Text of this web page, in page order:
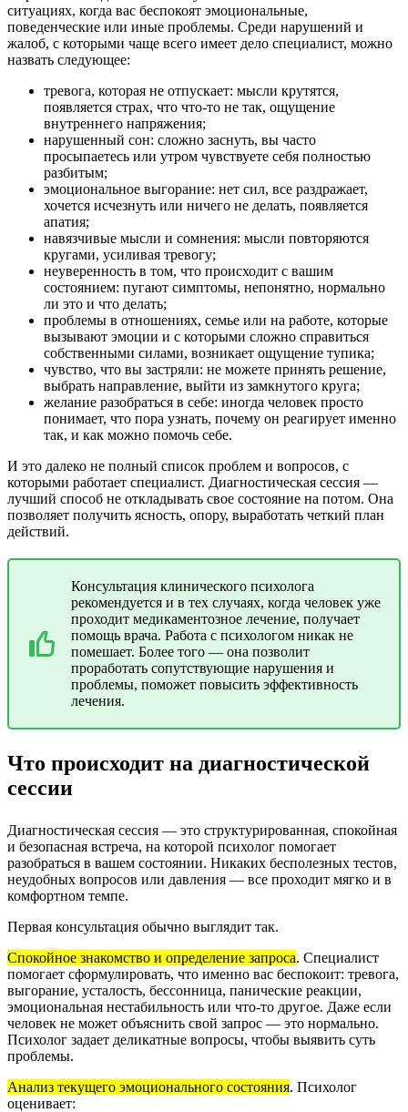
ситуациях, когда вас беспокоят эмоциональные,
поведенческие или иные проблемы. Среди нарушений и
жалоб, с которыми чаще всего имеет дело специалист, можно
назвать следующее:
тревога, которая не отпускает: мысли крутятся,
появляется страх, что что-то не так, ощущение
внутреннего напряжения;
нарушенный сон: сложно заснуть, вы часто
просыпаетесь или утром чувствуете себя полностью
разбитым;
эмоциональное выгорание: нет сил, все раздражает,
хочется исчезнуть или ничего не делать, появляется
апатия;
навязчивые мысли и сомнения: мысли повторяются
кругами, усиливая тревогу;
неуверенность в том, что происходит с вашим
состоянием: пугают симптомы, непонятно, нормально
ли это и что делать;
проблемы в отношениях, семье или на работе, которые
вызывают эмоции и с которыми сложно справиться
собственными силами, возникает ощущение тупика;
чувство, что вы застряли: не можете принять решение,
выбрать направление, выйти из замкнутого круга;
желание разобраться в себе: иногда человек просто
понимает, что пора узнать, почему он реагирует именно
так, и как можно помочь себе.
И это далеко не полный список проблем и вопросов, с
которыми работает специалист. Диагностическая сессия —
лучший способ не откладывать свое состояние на потом. Она
позволяет получить ясность, опору, выработать четкий план
действий.
Консультация клинического психолога
рекомендуется и в тех случаях, когда человек уже
проходит медикаментозное лечение, получает
помощь врача. Работа с психологом никак не
помешает. Более того — она позволит
проработать сопутствующие нарушения и
проблемы, поможет повысить эффективность
лечения.
Что происходит на диагностической
сессии
Диагностическая сессия — это структурированная, спокойная
и безопасная встреча, на которой психолог помогает
разобраться в вашем состоянии. Никаких бесполезных тестов,
неудобных вопросов или давления — все проходит мягко и в
комфортном темпе.
Первая консультация обычно выглядит так.
Спокойное знакомство и определение запроса. Специалист
помогает сформулировать, что именно вас беспокоит: тревога,
выгорание, усталость, бессонница, панические реакции,
эмоциональная нестабильность или что-то другое. Даже если
человек не может объяснить свой запрос — это нормально.
Психолог задает деликатные вопросы, чтобы выявить суть
проблемы.
Анализ текущего эмоционального состояния. Психолог
оценивает: